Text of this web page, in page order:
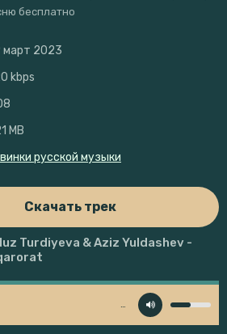
бесплатно
март 2023
kbps
MB
русской музыки
Скачать трек
Turdiyeva & Aziz Yuldashev -
…